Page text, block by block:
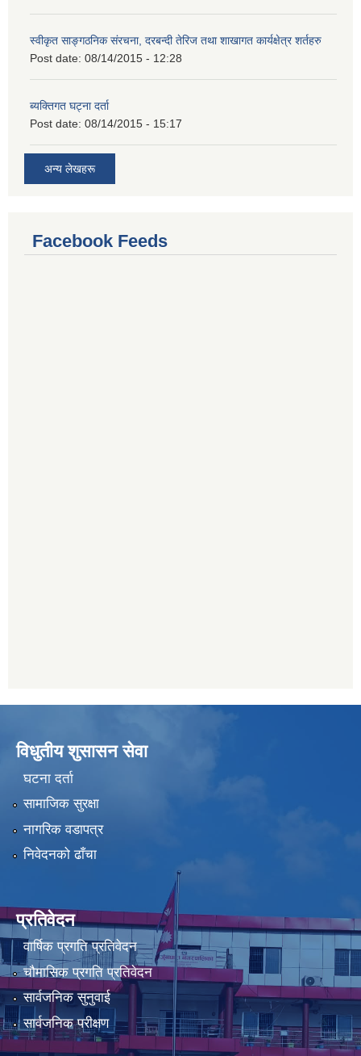
स्वीकृत साङ्गठनिक संरचना, दरबन्दी तेरिज तथा शाखागत कार्यक्षेत्र शर्तहरु
Post date: 08/14/2015 - 12:28
ब्यक्तिगत घट्ना दर्ता
Post date: 08/14/2015 - 15:17
अन्य लेखहरू
Facebook Feeds
विधुतीय शुसासन सेवा
घटना दर्ता
सामाजिक सुरक्षा
नागरिक वडापत्र
निवेदनको ढाँचा
प्रतिवेदन
वार्षिक प्रगति प्रतिवेदन
चौमासिक प्रगति प्रतिवेदन
सार्वजनिक सुनुवाई
सार्वजनिक परीक्षण